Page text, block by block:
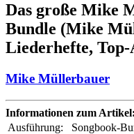
Das große Mike
Bundle (Mike
Liederhefte, Top-
Mike Müllerbauer
Informationen zum Artikel:
Ausführung:
Songbook-